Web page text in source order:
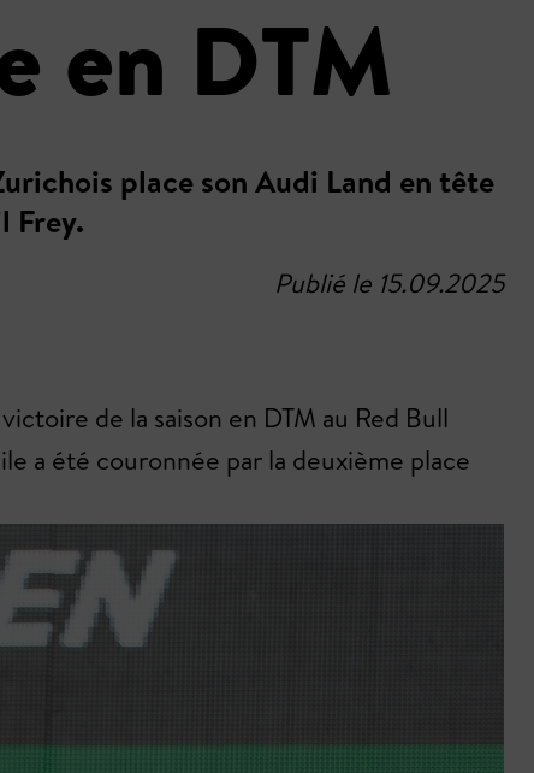
en DTM
place son Audi Land en tête
Frey.
Publié le 15.09.2025
de la saison en DTM au Red Bull
a été couronnée par la deuxième place